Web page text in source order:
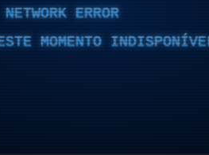
ERROR
MOMENTO